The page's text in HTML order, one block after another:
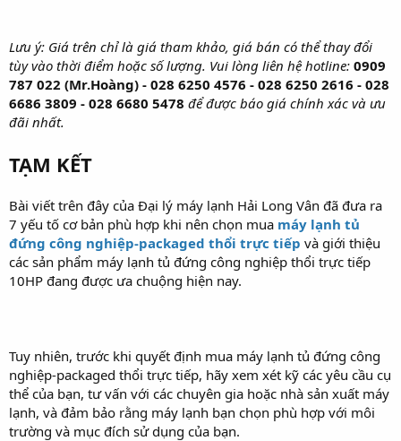
Lưu ý: Giá trên chỉ là giá tham khảo, giá bán có thể thay đổi
tùy vào thời điểm hoặc số lượng. Vui lòng liên hệ hotline: 0909
787 022 (Mr.Hoàng) - 028 6250 4576 - 028 6250 2616 - 028
6686 3809 - 028 6680 5478 để được báo giá chính xác và ưu
đãi nhất.
TẠM KẾT
Bài viết trên đây của Đại lý máy lạnh Hải Long Vân đã đưa ra
7 yếu tố cơ bản phù hợp khi nên chọn mua máy lạnh tủ
đứng công nghiệp-packaged thổi trực tiếp và giới thiệu
các sản phẩm máy lạnh tủ đứng công nghiệp thổi trực tiếp
10HP đang được ưa chuộng hiện nay.
Tuy nhiên, trước khi quyết định mua máy lạnh tủ đứng công
nghiệp-packaged thổi trực tiếp, hãy xem xét kỹ các yêu cầu cụ
thể của bạn, tư vấn với các chuyên gia hoặc nhà sản xuất máy
lạnh, và đảm bảo rằng máy lạnh bạn chọn phù hợp với môi
trường và mục đích sử dụng của bạn.